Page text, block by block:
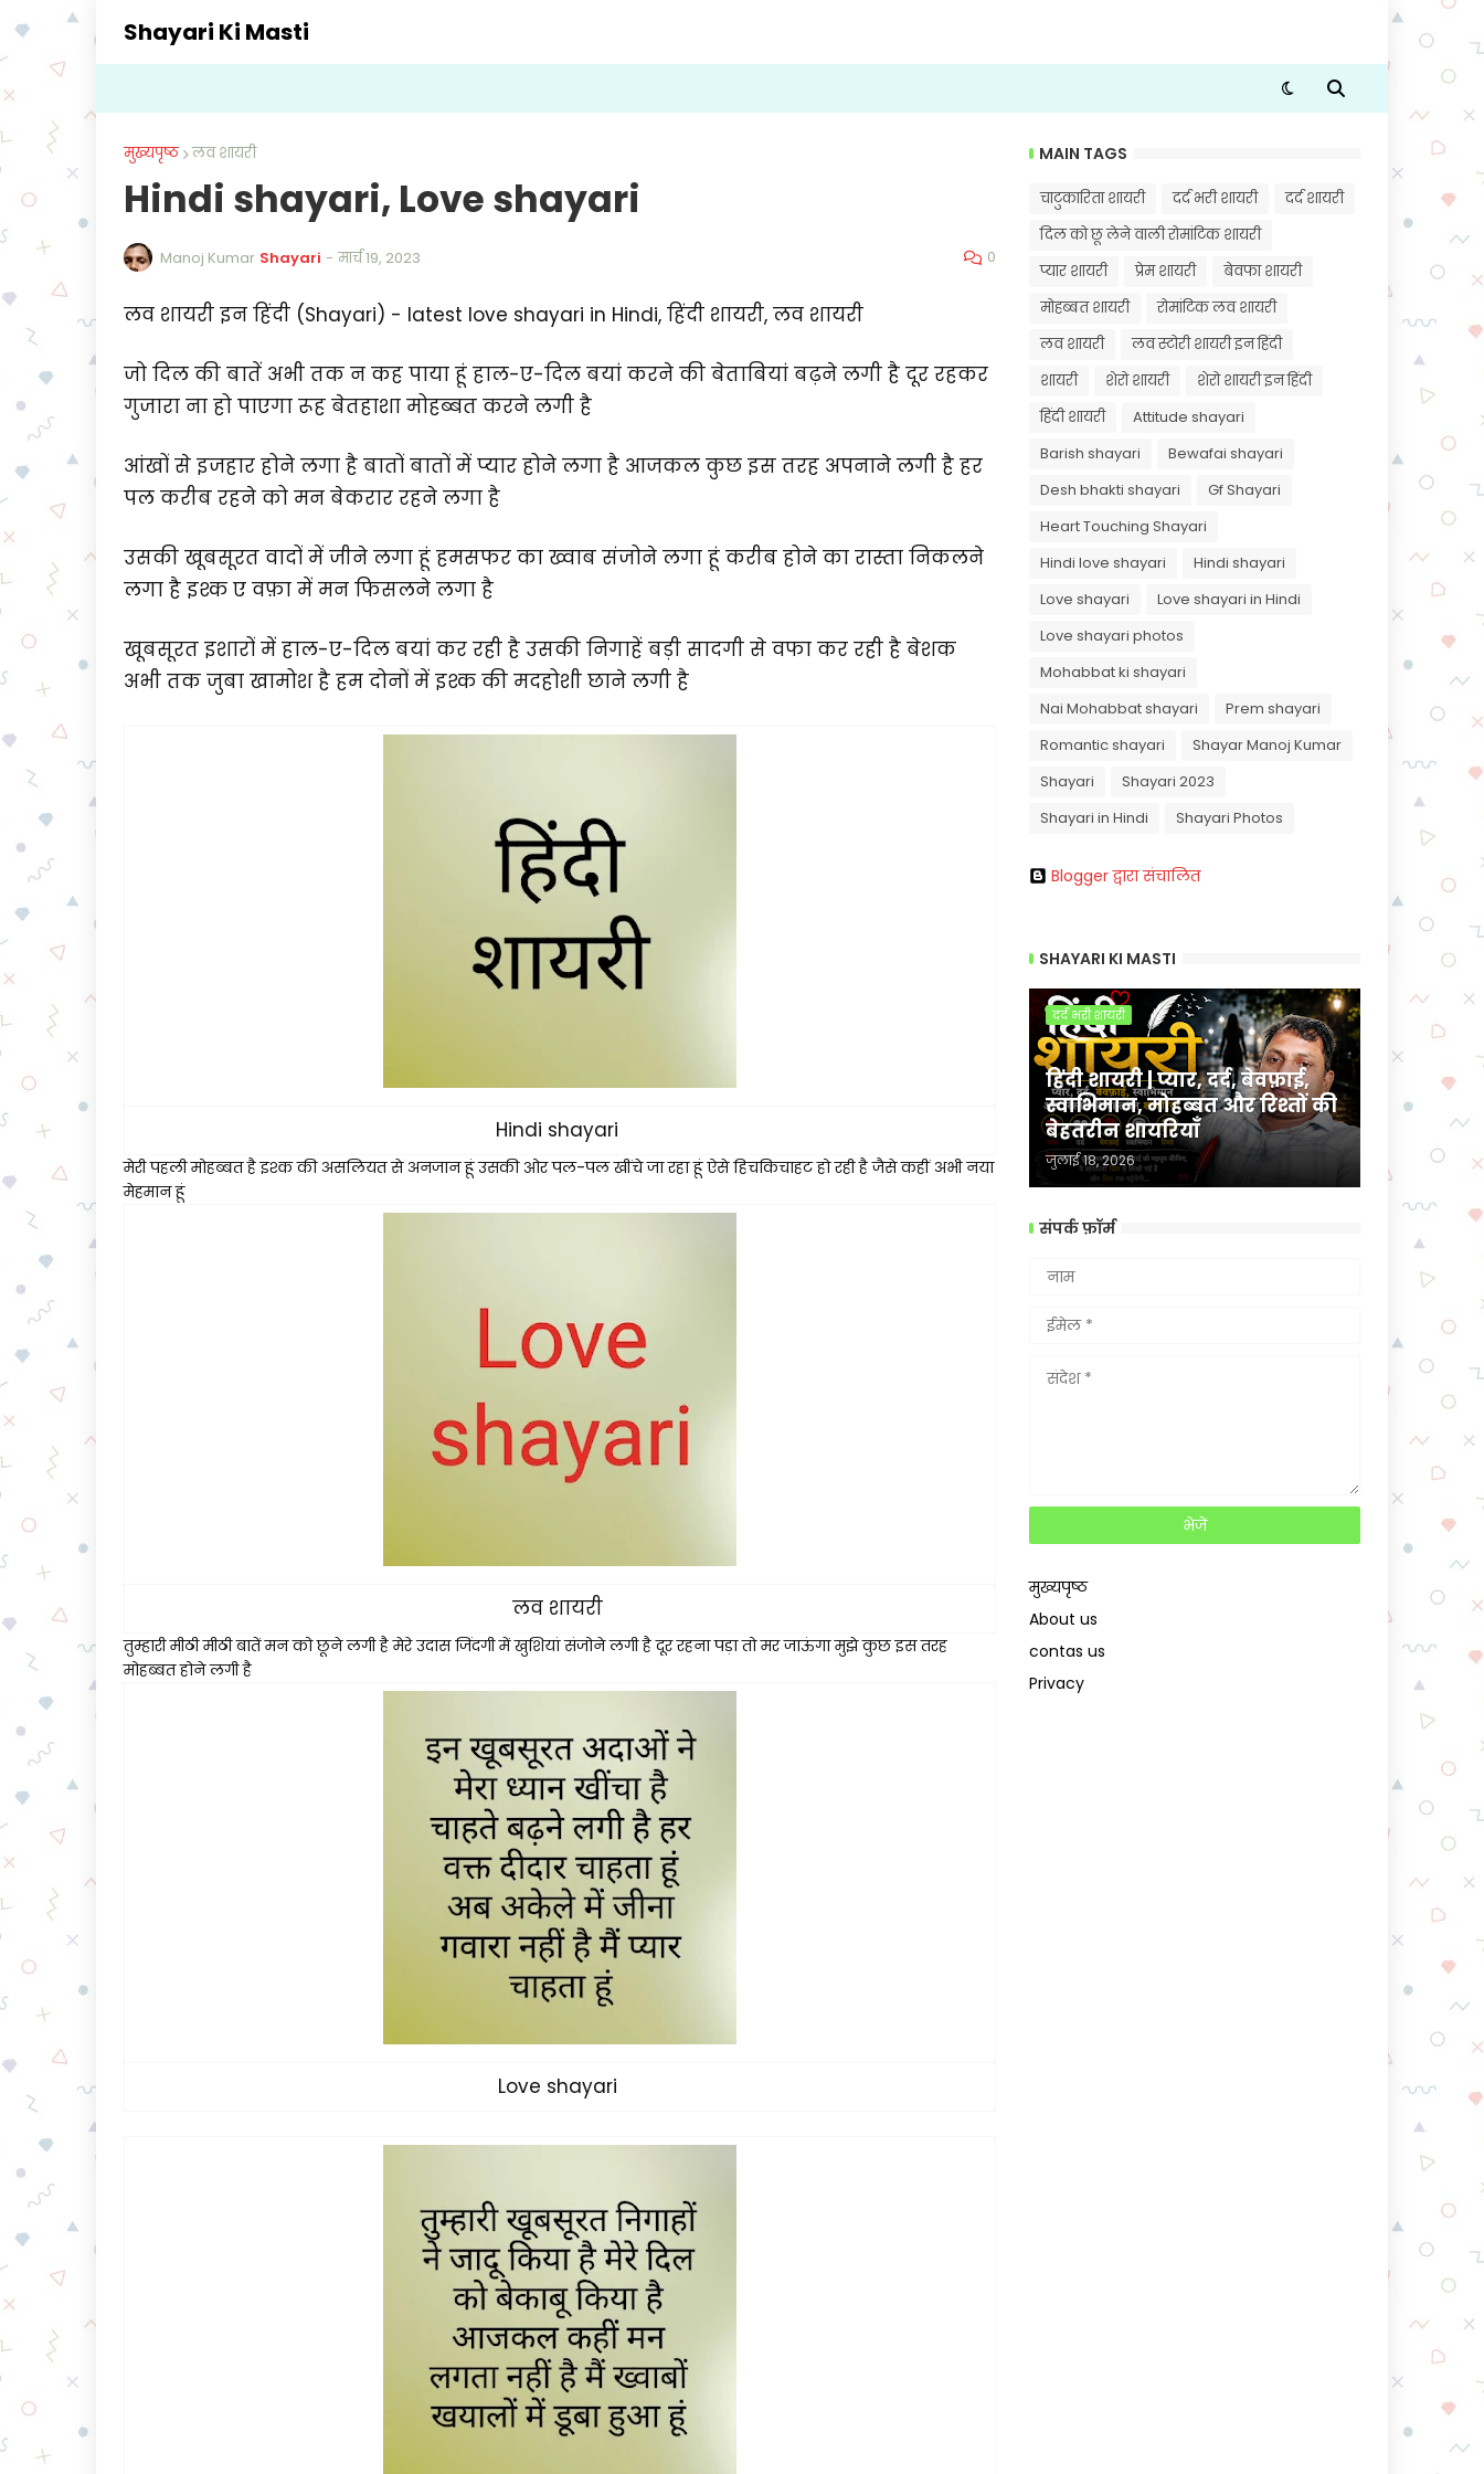
Shayari Ki Masti
मुख्यपृष्ठ लव शायरी
Hindi shayari, Love shayari
Manoj Kumar Shayari - मार्च 19, 2023 0
लव शायरी इन हिंदी (Shayari) - latest love shayari in Hindi, हिंदी शायरी, लव शायरी
जो दिल की बातें अभी तक न कह पाया हूं हाल-ए-दिल बयां करने की बेताबियां बढ़ने लगी है दूर रहकर
गुजारा ना हो पाएगा रूह बेतहाशा मोहब्बत करने लगी है
आंखों से इजहार होने लगा है बातों बातों में प्यार होने लगा है आजकल कुछ इस तरह अपनाने लगी है हर
पल करीब रहने को मन बेकरार रहने लगा है
उसकी खूबसूरत वादों में जीने लगा हूं हमसफर का ख्वाब संजोने लगा हूं करीब होने का रास्ता निकलने
लगा है इश्क ए वफ़ा में मन फिसलने लगा है
खूबसूरत इशारों में हाल-ए-दिल बयां कर रही है उसकी निगाहें बड़ी सादगी से वफा कर रही है बेशक
अभी तक जुबा खामोश है हम दोनों में इश्क की मदहोशी छाने लगी है
Hindi shayari
मेरी पहली मोहब्बत है इश्क की असलियत से अनजान हूं उसकी ओर पल-पल खींचे जा रहा हूं ऐसे हिचकिचाहट हो रही है जैसे कहीं अभी नया
मेहमान हूं
लव शायरी
तुम्हारी मीठी मीठी बातें मन को छूने लगी है मेरे उदास जिंदगी में खुशियां संजोने लगी है दूर रहना पड़ा तो मर जाऊंगा मुझे कुछ इस तरह
मोहब्बत होने लगी है
Love shayari
MAIN TAGS
चाटुकारिता शायरी दर्द भरी शायरी
दर्द शायरी
दिल को छू लेने वाली रोमांटिक शायरी
प्यार शायरी
प्रेम शायरी
बेवफा शायरी
मोहब्बत शायरी
रोमांटिक लव शायरी
लव शायरी
लव स्टोरी शायरी इन हिंदी
शायरी
शेरो शायरी
शेरो शायरी इन हिंदी
हिंदी शायरी
Attitude shayari
Barish shayari
Bewafai shayari
Desh bhakti shayari
Gf Shayari
Heart Touching Shayari
Hindi love shayari
Hindi shayari
Love shayari
Love shayari in Hindi
Love shayari photos
Mohabbat ki shayari
Nai Mohabbat shayari
Prem shayari
Romantic shayari
Shayar Manoj Kumar
Shayari
Shayari 2023
Shayari in Hindi
Shayari Photos
Blogger द्वारा संचालित
SHAYARI KI MASTI
दर्द भरी शायरी
हिंदी शायरी | प्यार, दर्द, बेवफ़ाई,
स्वाभिमान, मोहब्बत और रिश्तों की
बेहतरीन शायरियाँ
जुलाई 18, 2026
संपर्क फ़ॉर्म
मुख्यपृष्ठ
About us
contas us
Privacy